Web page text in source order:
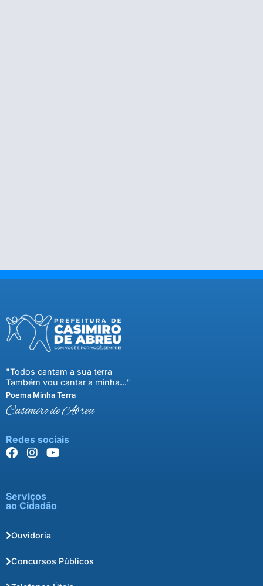
"Todos cantam a sua terra
Também vou cantar a minha..."
Poema Minha Terra
Casimiro de Abreu
Redes sociais
Serviços
ao Cidadão
Ouvidoria
Concursos Públicos